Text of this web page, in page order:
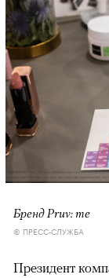
Бренд Pruv: me
© ПРЕСС-СЛУЖБА
Президент